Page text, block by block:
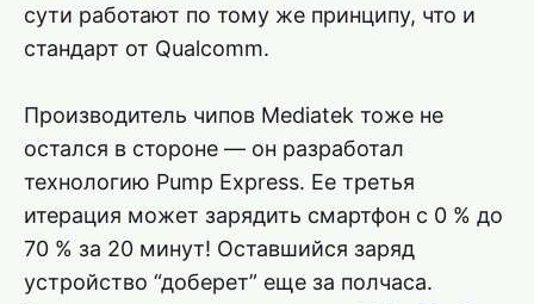
сути работают по тому же принципу, что и
стандарт от Qualcomm.
Производитель чипов Mediatek тоже не
остался в стороне — он разработал
технологию Pump Express. Ее третья
итерация может зарядить смартфон с 0 % до
70 % за 20 минут! Оставшийся заряд
устройство “доберет” еще за полчаса.